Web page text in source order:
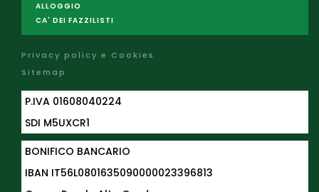
ALLOGGIO
CA' DEI FAZZILISTI
Privacy policy e Cookies
Sitemap
P.IVA 01608040224
SDI M5UXCR1
BONIFICO BANCARIO
IBAN IT56L0801635090000023396813